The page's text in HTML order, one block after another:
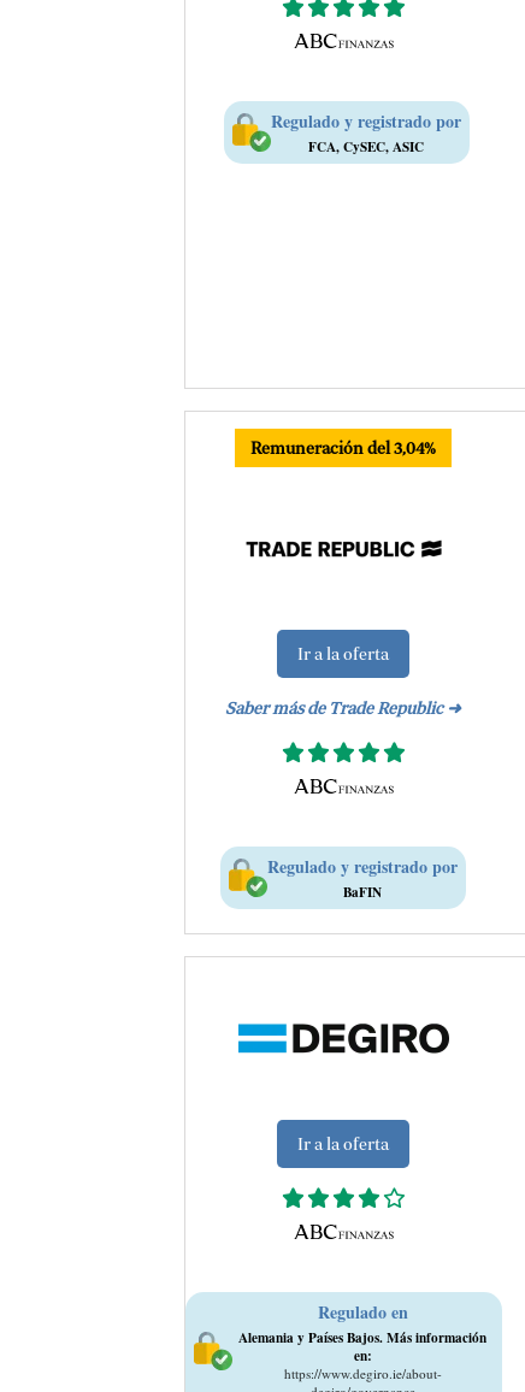
Regulado y registrado por
FCA, CySEC, ASIC
Remuneración del 3,04%
Ir a la oferta
Saber más de Trade Republic ➜
Regulado y registrado por
BaFIN
Ir a la oferta
Regulado en
Alemania y Países Bajos. Más información
en:
https://www.degiro.ie/about-